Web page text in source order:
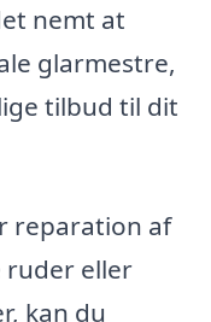
nemt at
glarmestre,
tilbud til dit
reparation af
ruder eller
kan du